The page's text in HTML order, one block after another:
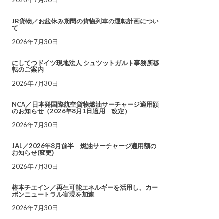
JR貨物／お盆休み期間の貨物列車の運転計画につい
て
2026年7月30日
にしてつドイツ現地法人 シュツットガルト事務所移
転のご案内
2026年7月30日
NCA／日本発国際航空貨物燃油サーチャージ適用額
のお知らせ（2026年8月1日適用 改定）
2026年7月30日
JAL／2026年8月前半 燃油サーチャージ適用額の
お知らせ(変更)
2026年7月30日
椿本チエイン／再生可能エネルギーを活用し、カー
ボンニュートラル実現を加速
2026年7月30日